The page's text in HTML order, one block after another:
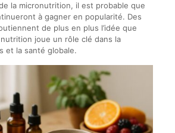
la micronutrition, il est probable que
à gagner en popularité. Des
de plus en plus l’idée que
nutrition joue un rôle clé dans la
et la santé globale.